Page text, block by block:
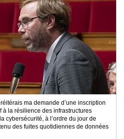
ma demande d’une inscription
la résilience des infrastructures
cybersécurité, à l’ordre du jour de
des fuites quotidiennes de données